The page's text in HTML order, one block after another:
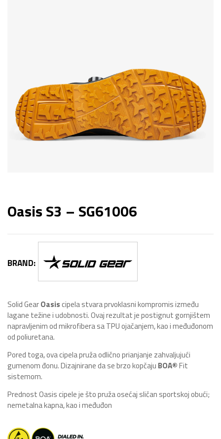
Oasis S3 – SG61006
BRAND:
Solid GearOasiscipela stvara prvoklasni kompromis između
lagane težine i udobnosti. Ovaj rezultat je postignut gornjištem
napravljenim od mikrofibera sa TPU ojačanjem, kao i međuđonom
od poliuretana.
Pored toga, ova cipela pruža odlično prianjanje zahvaljujući
gumenom đonu. Dizajnirane da se brzo kopčaju BOA®Fit
sistemom.
Prednost Oasis cipele je što pruža osećaj sličan sportskoj obući;
nemetalna kapna, kao i međuđon